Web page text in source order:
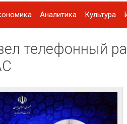
Аналитика Культура
телефонный